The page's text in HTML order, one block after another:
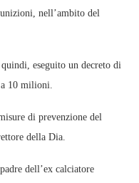
nell’ambito del
eseguito un decreto di
a 10 milioni.
di prevenzione del
della Dia.
dell’ex calciatore